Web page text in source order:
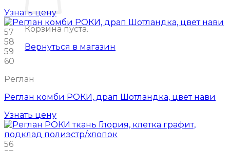
Корзина пуста.
Вернуться в магазин
Узнать цену
57
58
59
60
Реглан
Реглан комби РОКИ, драп Шотландка, цвет нави
Узнать цену
56